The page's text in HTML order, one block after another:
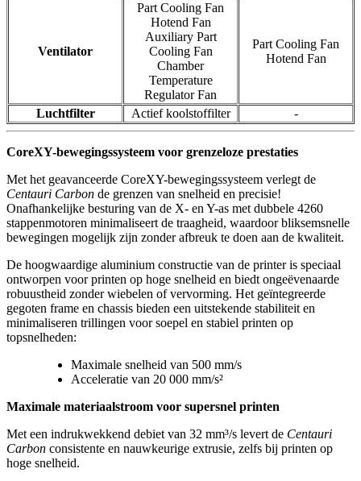
Ventilator
Part Cooling Fan
Hotend Fan
Auxiliary Part
Cooling Fan
Chamber
Temperature
Regulator Fan
Part Cooling Fan
Hotend Fan
Luchtfilter Actief koolstoffilter -
CoreXY-bewegingssysteem voor grenzeloze prestaties
Met het geavanceerde CoreXY-bewegingssysteem verlegt de
Centauri Carbon de grenzen van snelheid en precisie!
Onafhankelijke besturing van de X- en Y-as met dubbele 4260
stappenmotoren minimaliseert de traagheid, waardoor bliksemsnelle
bewegingen mogelijk zijn zonder afbreuk te doen aan de kwaliteit.
De hoogwaardige aluminium constructie van de printer is speciaal
ontworpen voor printen op hoge snelheid en biedt ongeëvenaarde
robuustheid zonder wiebelen of vervorming. Het geïntegreerde
gegoten frame en chassis bieden een uitstekende stabiliteit en
minimaliseren trillingen voor soepel en stabiel printen op
topsnelheden:
Maximale snelheid van 500 mm/s
Acceleratie van 20 000 mm/s²
Maximale materiaalstroom voor supersnel printen
Met een indrukwekkend debiet van 32 mm³/s levert de Centauri
Carbon consistente en nauwkeurige extrusie, zelfs bij printen op
hoge snelheid.